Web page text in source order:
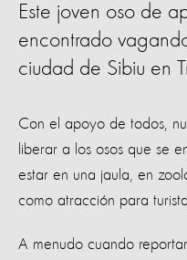
Este joven oso de
encontrado
ciudad de Sibiu en
Con el apoyo de todos,
liberar a los osos que se
estar en una jaula, en
como atracción para
A menudo cuando